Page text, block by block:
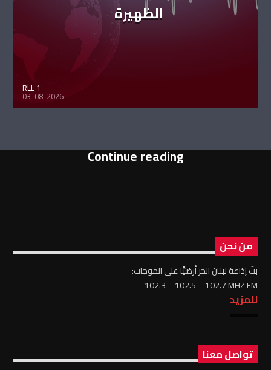
الظهيرة
RLL 1
03-08-2026
Continue reading
من نحن
بثّ إذاعة لبنان الحر أرضيًّا على الموجات:
102.3 – 102.5 – 102.7 MHZ FM
للمزيد
تواصل معنا